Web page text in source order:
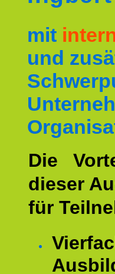
mit
und
Die
dieser
für